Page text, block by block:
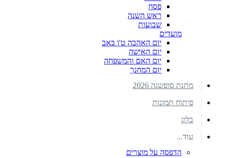
פסח
ראש השנה
שבועות
מועדים
יום האהבה ט'ו באב
יום האישה
יום האם והמשפחה
יום המחנך
מתנת סופשנה 2026
פיתוח תמונות
בלוג
עוד...
הדפסה על מוצרים